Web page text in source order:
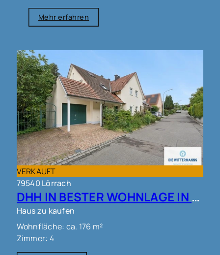
Mehr erfahren
VERKAUFT
79540 Lörrach
DHH IN BESTER WOHNLAGE IN LÖRRACH!!
Haus zu kaufen
Wohnfläche: ca. 176 m²
Zimmer: 4